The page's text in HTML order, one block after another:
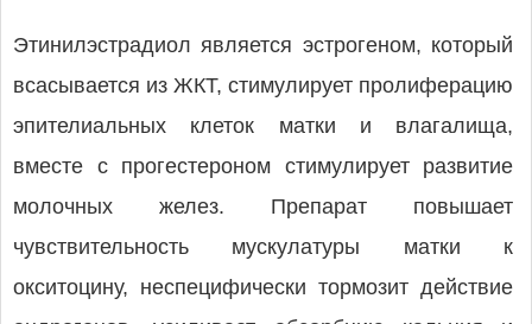
Этинилэстрадиол является эстрогеном, который
всасывается из ЖКТ, стимулирует пролиферацию
эпителиальных клеток матки и влагалища,
вместе с прогестероном стимулирует развитие
молочных желез. Препарат повышает
чувствительность мускулатуры матки к
окситоцину, неспецифически тормозит действие